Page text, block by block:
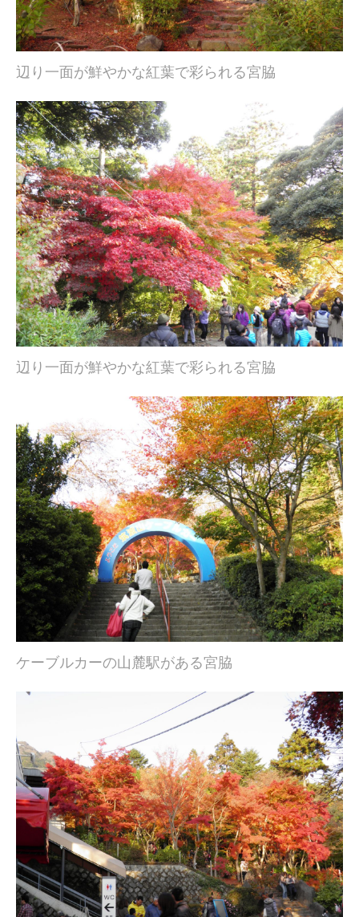
辺り一面が鮮やかな紅葉で彩られる宮脇
辺り一面が鮮やかな紅葉で彩られる宮脇
ケーブルカーの山麓駅がある宮脇